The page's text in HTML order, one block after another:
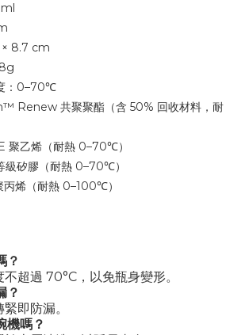
× 8.7 cm
：0–70℃
Renew 共聚聚酯（含 50% 回收材料，耐
聚乙烯（耐熱 0–70℃）
級矽膠（耐熱 0–70℃）
烯（耐熱 0–100℃）
？
超過 70°C，以免瓶身變形。
？
即防漏。
機嗎？